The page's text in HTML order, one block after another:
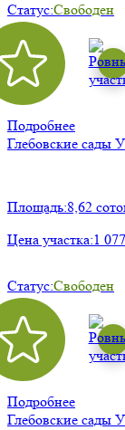
Статус:Свободен
Подробнее
Глебовские сады
Площадь:8,62
Цена участка:1
Статус:Свободен
Подробнее
Глебовские сады